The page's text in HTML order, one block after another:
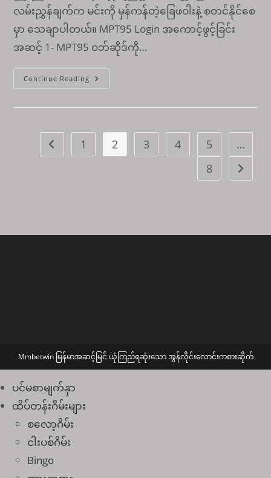
လမ်းညွှန်ချက်က မင်းကို မှန်ကန်တဲ့ခြေဖဝါးနဲ့ စတင်နိုင်စေ
မှာ သေချာပါတယ်။ MPT95 Login အကောင့်ဖွင့်ခြင်း
အဆင့် 1- MPT95 ဝဘ်ဆိုဒ်ကို…
Continue Reading MPT95
Casino
Go to the previous page
1 2 3 4 5
…
8
Go to
Mmbetwin မြန်မာအဆင့်မြင် ယုံကြည်ရဆုံးသော အွန်လိုင်း‌လောင်းကစားဆိုက်
ပင်မစာမျက်နှာ
ထိပ်တန်းဂိမ်းများ
စလော့ဂိမ်း
ငါးပစ်ဂိမ်း
Bingo